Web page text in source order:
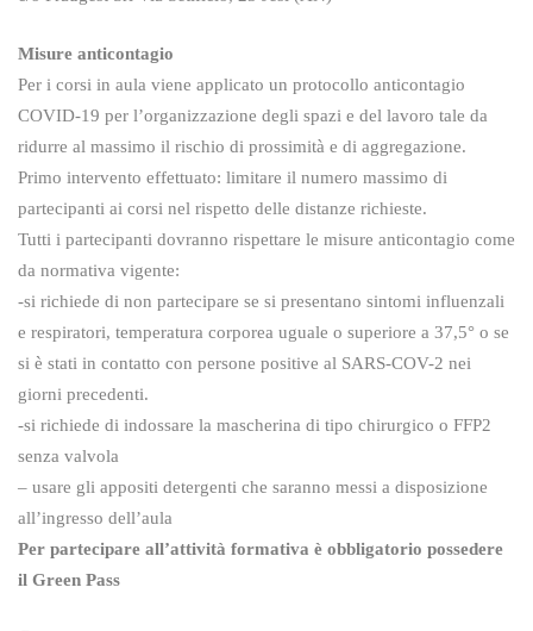
Misure anticontagio
Per i corsi in aula viene applicato un protocollo anticontagio
COVID-19 per l’organizzazione degli spazi e del lavoro tale da
ridurre al massimo il rischio di prossimità e di aggregazione.
Primo intervento effettuato: limitare il numero massimo di
partecipanti ai corsi nel rispetto delle distanze richieste.
Tutti i partecipanti dovranno rispettare le misure anticontagio come
da normativa vigente:
-si richiede di non partecipare se si presentano sintomi influenzali
e respiratori, temperatura corporea uguale o superiore a 37,5° o se
si è stati in contatto con persone positive al SARS-COV-2 nei
giorni precedenti.
-si richiede di indossare la mascherina di tipo chirurgico o FFP2
senza valvola
– usare gli appositi detergenti che saranno messi a disposizione
all’ingresso dell’aula
Per partecipare all’attività formativa è obbligatorio possedere
il Green Pass